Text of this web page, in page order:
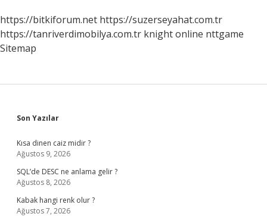
https://bitkiforum.net https://suzerseyahat.com.tr
https://tanriverdimobilya.com.tr knight online nttgame
Sitemap
Sidebar
Son Yazılar
Kısa dinen caiz midir ?
Ağustos 9, 2026
SQL’de DESC ne anlama gelir ?
Ağustos 8, 2026
Kabak hangi renk olur ?
Ağustos 7, 2026